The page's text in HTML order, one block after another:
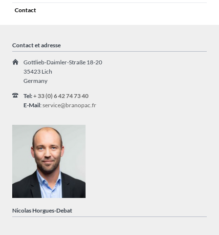
Contact
Contact et adresse
Gottlieb-Daimler-Straße 18-20
35423 Lich
Germany
Tel:+ 33 (0) 6 42 74 73 40
E-Mail:service@branopac.fr
Nicolas Horgues-Debat